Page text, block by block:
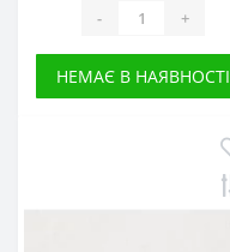
- +
НЕМАЄ В НАЯВНОСТІ